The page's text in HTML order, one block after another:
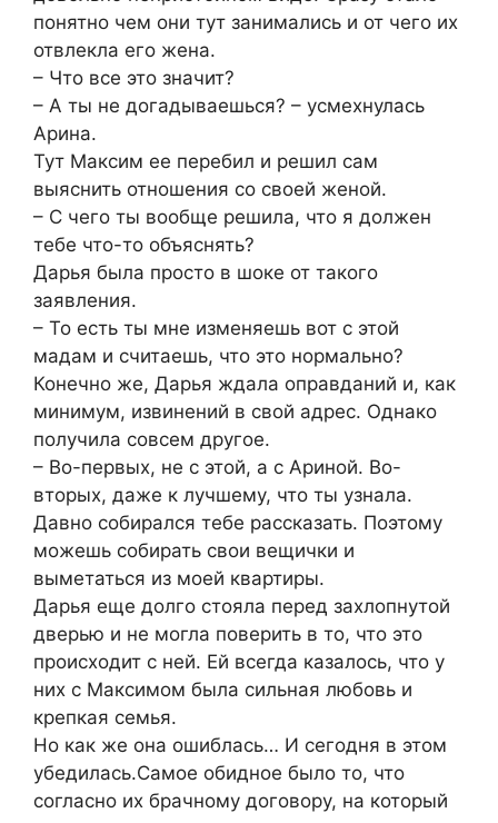
понятно чем они тут занимались и от чего их
отвлекла его жена.
– Что все это значит?
– А ты не догадываешься? – усмехнулась
Арина.
Тут Максим ее перебил и решил сам
выяснить отношения со своей женой.
– С чего ты вообще решила, что я должен
тебе что-то объяснять?
Дарья была просто в шоке от такого
заявления.
– То есть ты мне изменяешь вот с этой
мадам и считаешь, что это нормально?
Конечно же, Дарья ждала оправданий и, как
минимум, извинений в свой адрес. Однако
получила совсем другое.
– Во-первых, не с этой, а с Ариной. Во-
вторых, даже к лучшему, что ты узнала.
Давно собирался тебе рассказать. Поэтому
можешь собирать свои вещички и
выметаться из моей квартиры.
Дарья еще долго стояла перед захлопнутой
дверью и не могла поверить в то, что это
происходит с ней. Ей всегда казалось, что у
них с Максимом была сильная любовь и
крепкая семья.
Но как же она ошиблась… И сегодня в этом
убедилась.Самое обидное было то, что
согласно их брачному договору, на который